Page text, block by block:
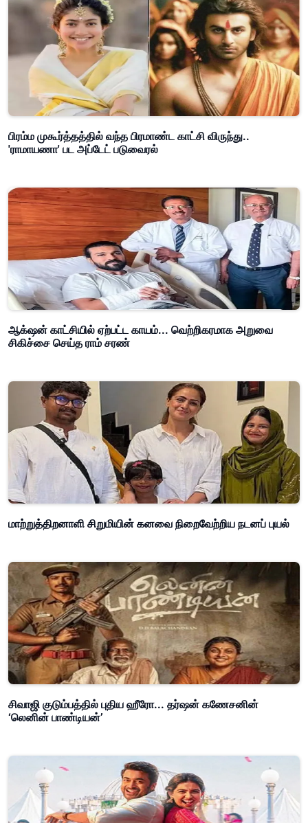
பிரம்ம முகூர்த்தத்தில் வந்த பிரமாண்ட காட்சி விருந்து..
'ராமாயணா' பட அப்டேட் படுவைரல்
ஆக்‌ஷன் காட்சியில் ஏற்பட்ட காயம்... வெற்றிகரமாக அறுவை
சிகிச்சை செய்த ராம் சரண்
மாற்றுத்திறனாளி சிறுமியின் கனவை நிறைவேற்றிய நடனப் புயல்
சிவாஜி குடும்பத்தில் புதிய ஹீரோ... தர்ஷன் கணேசனின்
‘லெனின் பாண்டியன்’